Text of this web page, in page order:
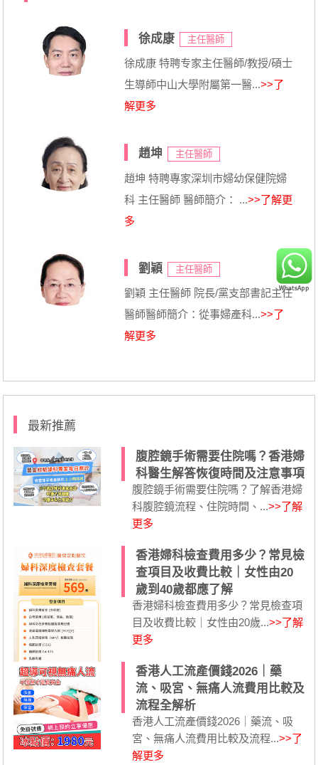
徐成康 主任醫師
徐成康 特聘专家主任醫師/教授/碩士
生導師中山大學附屬第一醫...>>了
解更多
趙坤 主任醫師
趙坤 特聘專家深圳市婦幼保健院婦
科 主任醫師 醫師簡介： ...>>了解更
多
劉穎 主任醫師
劉穎 主任醫師 院長/黨支部書記主任
醫師醫師簡介：從事婦產科...>>了
解更多
最新推薦
腹腔鏡手術需要住院嗎？香港婦
科醫生解答恢復時間及注意事項
腹腔鏡手術需要住院嗎？了解香港婦
科腹腔鏡流程、住院時間、...>>了解
更多
香港婦科檢查費用多少？常見檢
查項目及收費比較｜女性由20
歲到40歲都應了解
香港婦科檢查費用多少？常見檢查項
目及收費比較｜女性由20歲...>>了解
更多
香港人工流產價錢2026｜藥
流、吸宮、無痛人流費用比較及
流程全解析
香港人工流產價錢2026｜藥流、吸
宮、無痛人流費用比較及流程...>>了
解更多